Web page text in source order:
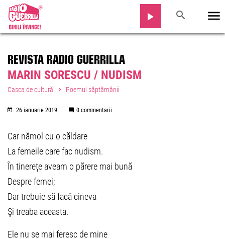
REVISTA RADIO GUERRILLA
MARIN SORESCU / NUDISM
Casca de cultură Poemul săptămânii
26 ianuarie 2019 0 commentarii
Car nămol cu o căldare
La femeile care fac nudism.
În tinereţe aveam o părere mai bună
Despre femei;
Dar trebuie să facă cineva
Şi treaba aceasta.
Ele nu se mai feresc de mine